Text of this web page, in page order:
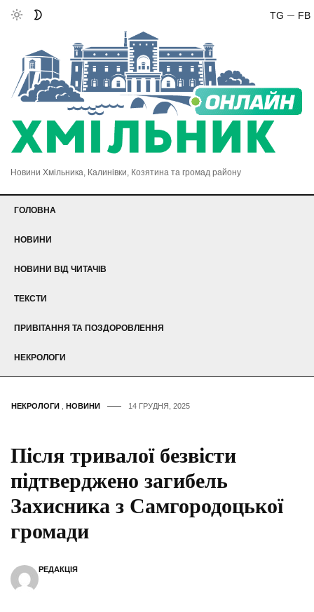
FB
TG
Новини Хмільника, Калинівки, Козятина та громад району
ГОЛОВНА
НОВИНИ
НОВИНИ ВІД ЧИТАЧІВ
ТЕКСТИ
ПРИВІТАННЯ ТА ПОЗДОРОВЛЕННЯ
НЕКРОЛОГИ
НЕКРОЛОГИ НОВИНИ 14 ГРУДНЯ, 2025
Після тривалої безвісти
підтверджено загибель
Захисника з Самгородоцької
громади
РЕДАКЦІЯ